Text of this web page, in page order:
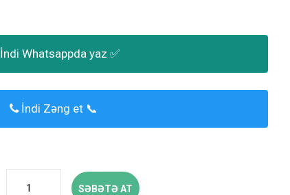
İndi Whatsappda yaz ✅
İndi Zəng et 📞
SƏBƏTƏ AT